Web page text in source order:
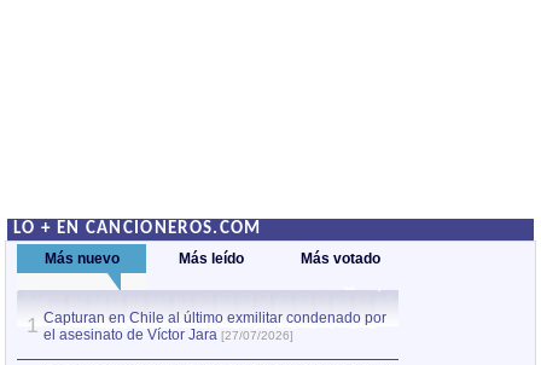
LO + EN CANCIONEROS.COM
Más nuevo Más leído Más votado
1 Capturan en Chile al último exmilitar condenado por
el asesinato de Víctor Jara [27/07/2026]